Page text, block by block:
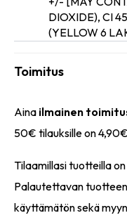
DIOXIDE), CI
(YELLOW 6
Toimitus
Aina ilmainen
50€ tilauksille on
Tilaamillasi tuotteilla on
Palautettavan
käyttämätön sekä